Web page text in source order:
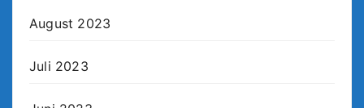
August 2023
Juli 2023